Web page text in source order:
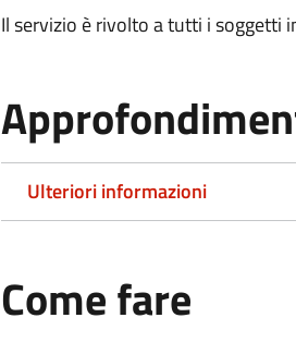
Il servizio è rivolto a tutti i soggetti
Ulteriori informazioni
Come fare